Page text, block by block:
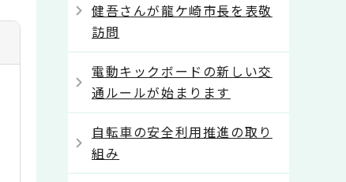
健吾さんが龍ケ崎市長を表敬
訪問
電動キックボードの新しい交
通ルールが始まります
自転車の安全利用推進の取り
組み